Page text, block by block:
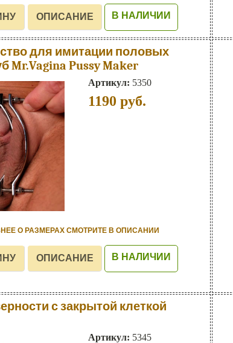
В НАЛИЧИИ
для имитации половых
Mr.Vagina Pussy Maker
Артикул: 5350
1190 руб.
О РАЗМЕРАХ СМОТРИТЕ В ОПИСАНИИ
В НАЛИЧИИ
с закрытой клеткой
Артикул: 5345